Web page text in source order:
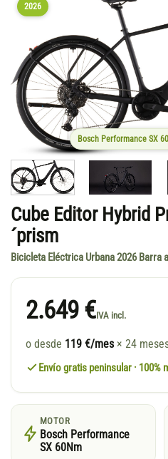
2026
Bosch Performance SX
Cube Editor Hybrid
´prism
Bicicleta Eléctrica Urbana 2026 Barra
2.649 €IVA incl.
o desde 119 €/mes × 24
Envío gratis peninsular · 100%
MOTOR
Bosch Performance
SX 60Nm